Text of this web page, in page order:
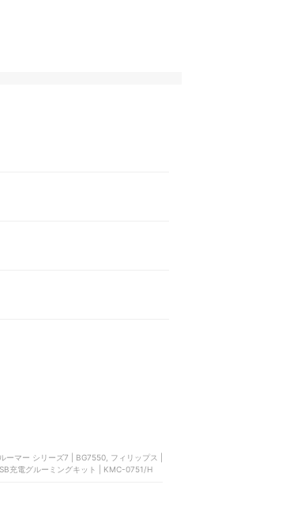
ーマー シリーズ7 | BG7550, フィリップス |
充電グルーミングキット | KMC-0751/H